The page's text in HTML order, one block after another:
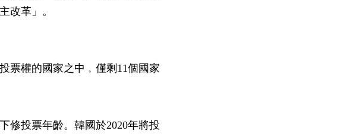
改革」。
票權的國家之中﹐僅剩11個國家
修投票年齡。韓國於2020年將投